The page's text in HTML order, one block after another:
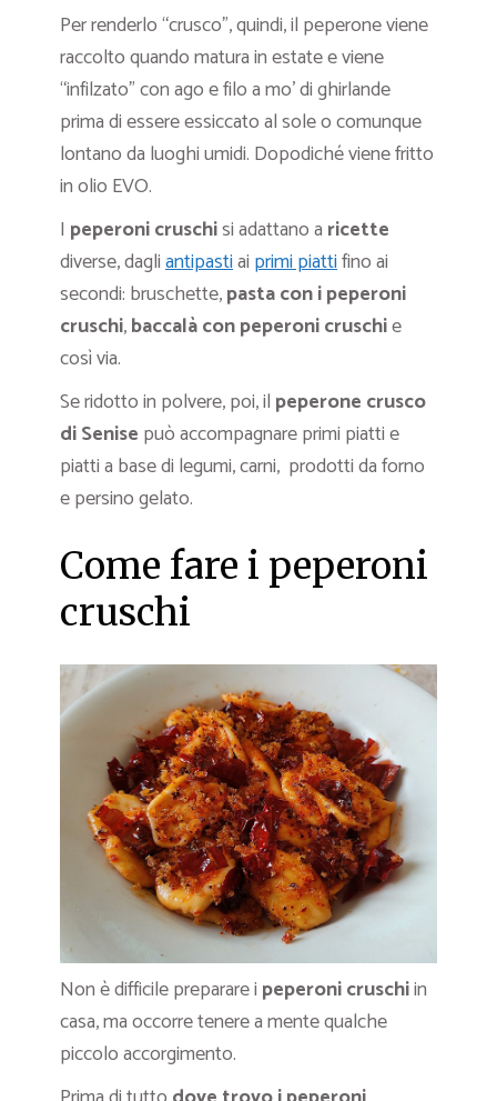
Per renderlo “crusco”, quindi, il peperone viene
raccolto quando matura in estate e viene
“infilzato” con ago e filo a mo’ di ghirlande
prima di essere essiccato al sole o comunque
lontano da luoghi umidi. Dopodiché viene fritto
in olio EVO.
I peperoni cruschisi adattano a ricette
diverse, dagliantipastiai primi piattifino ai
secondi: bruschette,pasta con i peperoni
cruschi,baccalà con peperoni cruschie
così via.
Se ridotto in polvere, poi, il peperone crusco
di Senise può accompagnare primi piatti e
piatti a base di legumi, carni, prodotti da forno
e persino gelato.
Come fare i peperoni
cruschi
Non è difficile preparare i peperoni cruschiin
casa, ma occorre tenere a mente qualche
piccolo accorgimento.